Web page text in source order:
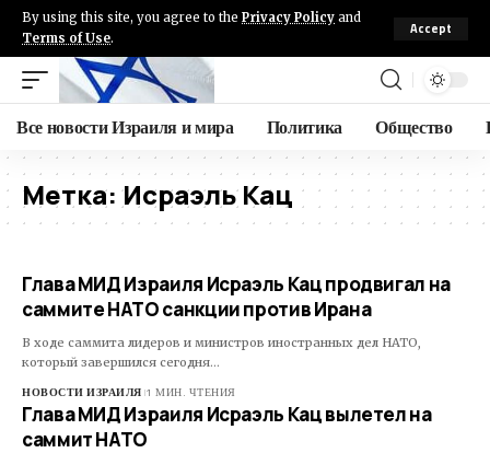
By using this site, you agree to the Privacy Policy and
Terms of Use.
Accept
Все новости Израиля и мира Политика Общество
Метка:Исраэль Кац
Глава МИД Израиля Исраэль Кац продвигал на
саммите НАТО санкции против Ирана
В ходе саммита лидеров и министров иностранных дел НАТО,
который завершился сегодня…
НОВОСТИ ИЗРАИЛЯ 1 МИН. ЧТЕНИЯ
Глава МИД Израиля Исраэль Кац вылетел на
саммит НАТО